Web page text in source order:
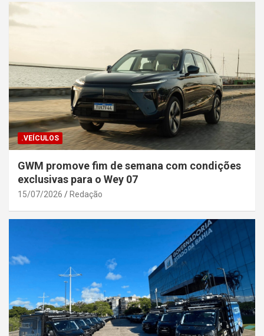
.VEÍCULOS
GWM promove fim de semana com condições
exclusivas para o Wey 07
15/07/2026 Redação